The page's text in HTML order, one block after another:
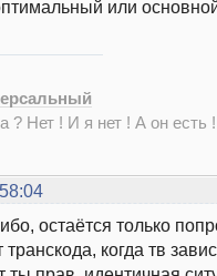
или
? Нет ! И я нет ! А он есть
остаётся только
когда тв